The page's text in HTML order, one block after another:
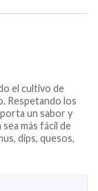
el cultivo de
Respetando los
un sabor y
sea más fácil de
dips, quesos,